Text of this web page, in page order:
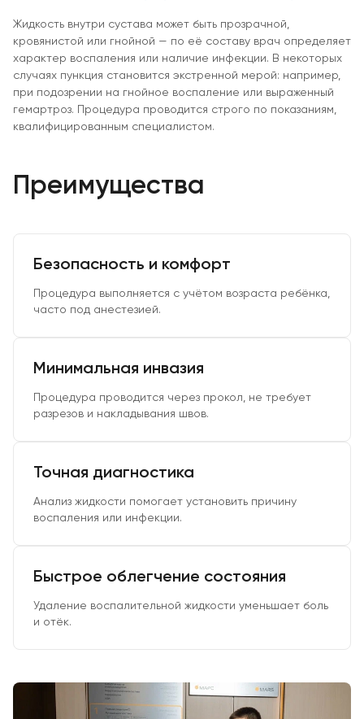
Жидкость внутри сустава может быть прозрачной,
кровянистой или гнойной — по её составу врач определяет
характер воспаления или наличие инфекции. В некоторых
случаях пункция становится экстренной мерой: например,
при подозрении на гнойное воспаление или выраженный
гемартроз. Процедура проводится строго по показаниям,
квалифицированным специалистом.
Преимущества
Безопасность и комфорт
Процедура выполняется с учётом возраста ребёнка,
часто под анестезией.
Минимальная инвазия
Процедура проводится через прокол, не требует
разрезов и накладывания швов.
Точная диагностика
Анализ жидкости помогает установить причину
воспаления или инфекции.
Быстрое облегчение состояния
Удаление воспалительной жидкости уменьшает боль
и отёк.